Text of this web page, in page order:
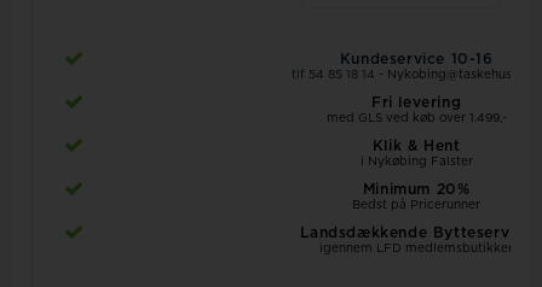
Kundeservice 10-16
tlf 54 85 18 14 - Nykobing@taskehuset.dk
Fri levering
med GLS ved køb over 1.499,-
Klik & Hent
i Nykøbing Falster
Minimum 20%
Bedst på Pricerunner
Landsdækkende Bytteservice
igennem LFD medlemsbutikker